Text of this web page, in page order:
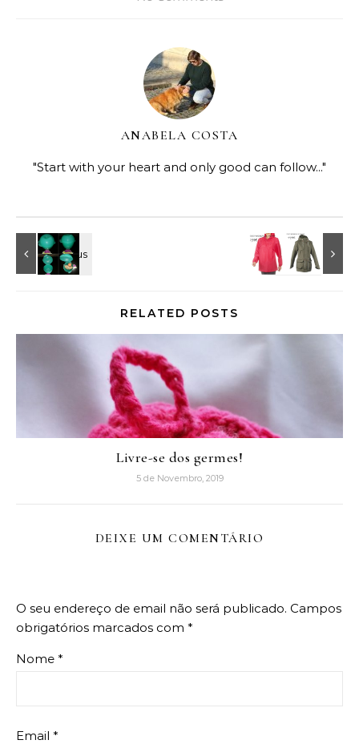
ANABELA COSTA
"Start with your heart and only good can follow..."
RELATED POSTS
Livre-se dos germes!
5 de Novembro, 2019
DEIXE UM COMENTÁRIO
O seu endereço de email não será publicado. Campos
obrigatórios marcados com *
Nome *
Email *